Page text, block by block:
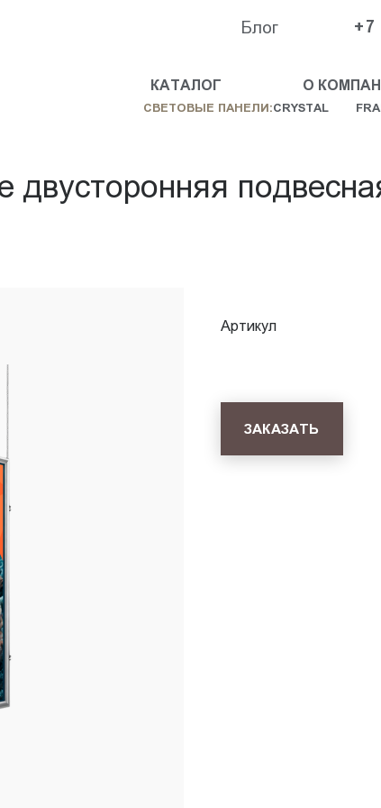
Блог +7
КАТАЛОГ О
СВЕТОВЫЕ ПАНЕЛИ:CRYSTAL
двусторонняя
Артикул
ЗАКАЗАТЬ